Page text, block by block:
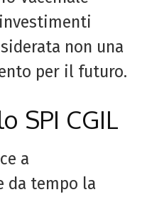
non una
per il futuro.
SPI CGIL
a
da tempo la